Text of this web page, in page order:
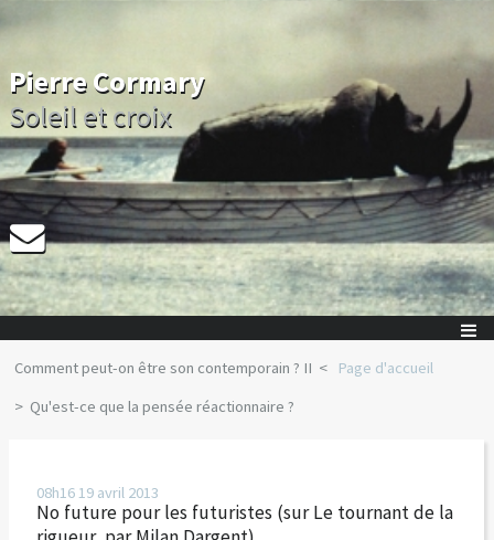
Pierre Cormary
Soleil et croix
Comment peut-on être son contemporain ? II
Page d'accueil
Qu'est-ce que la pensée réactionnaire ?
08h1619 avril 2013
No future pour les futuristes (sur Le tournant de la